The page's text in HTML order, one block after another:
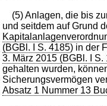
(5) Anlagen, die bis
und seitdem auf Grund
(BGBl. I S. 4185) in der
3. März 2015 (BGBl. I S.
gehalten wurden,
Sicherungsvermögen
Absatz 1 Nummer 13